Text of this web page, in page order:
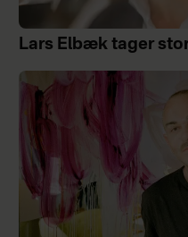
Lars Elbæk tager